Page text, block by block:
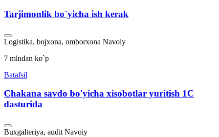
Tarjimonlik bo`yicha ish kerak
Logistika, bojxona, omborxona Navoiy
7 mlndan ko`p
Batafsil
Chakana savdo bo'yicha xisobotlar yuritish 1C
dasturida
Buxgalteriya, audit Navoiy